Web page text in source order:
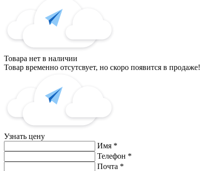
Товара нет в наличии
Товар временно отсутсвует, но скоро появится в продаже!
Узнать цену
Имя *
Телефон *
Почта *